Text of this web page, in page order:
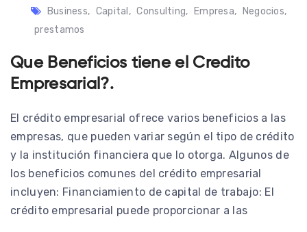
Business, Capital , Consulting, Empresa, Negocios,
prestamos
Que Beneficios tiene el Credito
Empresarial?.
El crédito empresarial ofrece varios beneficios a las
empresas, que pueden variar según el tipo de crédito
y la institución financiera que lo otorga. Algunos de
los beneficios comunes del crédito empresarial
incluyen: Financiamiento de capital de trabajo: El
crédito empresarial puede proporcionar a las